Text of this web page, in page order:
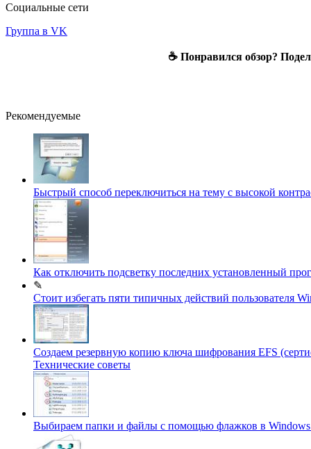
Социальные сети
Группа в VK
☕ Понравился обзор?
Рекомендуемые
Быстрый способ переключиться на тему с высокой
Как отключить подсветку последних установленный
✎
Стоит избегать пяти типичных действий пользователя
Создаем резервную копию ключа шифрования EFS
Технические советы
Выбираем папки и файлы с помощью флажков в